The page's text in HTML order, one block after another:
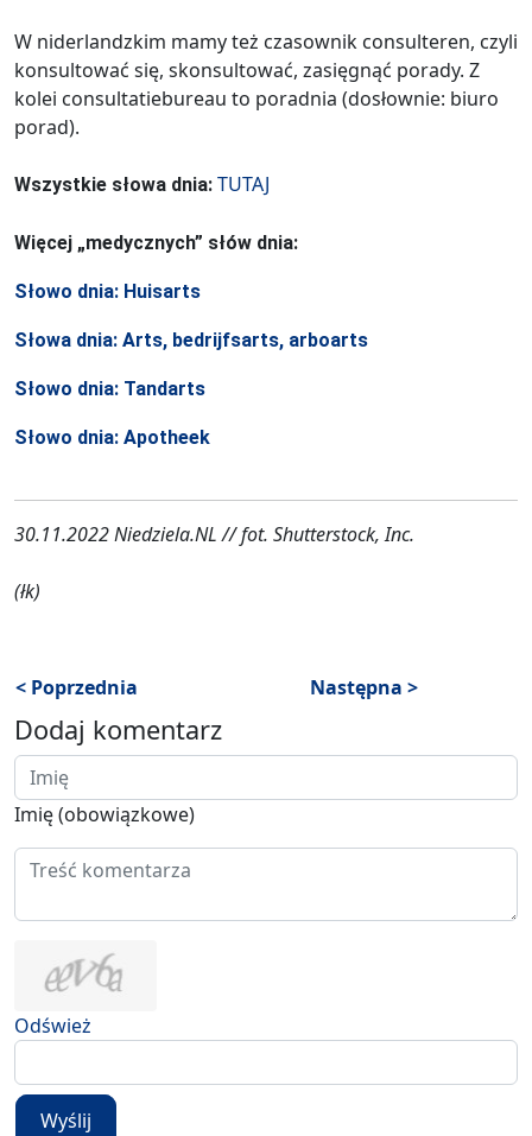
W niderlandzkim mamy też czasownik consulteren, czyli
konsultować się, skonsultować, zasięgnąć porady. Z
kolei consultatiebureau to poradnia (dosłownie: biuro
porad).
Wszystkie słowa dnia: TUTAJ
Więcej „medycznych” słów dnia:
Słowo dnia: Huisarts
Słowa dnia: Arts, bedrijfsarts, arboarts
Słowo dnia: Tandarts
Słowo dnia: Apotheek
30.11.2022 Niedziela.NL // fot. Shutterstock, Inc.
(łk)
< Poprzednia Następna >
Dodaj komentarz
Imię (obowiązkowe)
Odśwież
Wyślij